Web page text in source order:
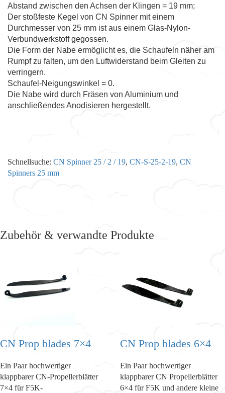
Abstand zwischen den Achsen der Klingen = 19 mm;
Der stoßfeste Kegel von CN Spinner mit einem
Durchmesser von 25 mm ist aus einem Glas-Nylon-
Verbundwerkstoff gegossen.
Die Form der Nabe ermöglicht es, die Schaufeln näher am
Rumpf zu falten, um den Luftwiderstand beim Gleiten zu
verringern.
Schaufel-Neigungswinkel = 0.
Die Nabe wird durch Fräsen von Aluminium und
anschließendes Anodisieren hergestellt.
Schnellsuche: CN Spinner 25 / 2 / 19, CN-S-25-2-19, CN
Spinners 25 mm
Zubehör & verwandte Produkte
CN Prop blades 7×4
Ein Paar hochwertiger
klappbarer CN-Propellerblätter
7×4 für F5K-
CN Prop blades 6×4
Ein Paar hochwertiger
klappbarer CN Propellerblätter
6×4 für F5K und andere kleine